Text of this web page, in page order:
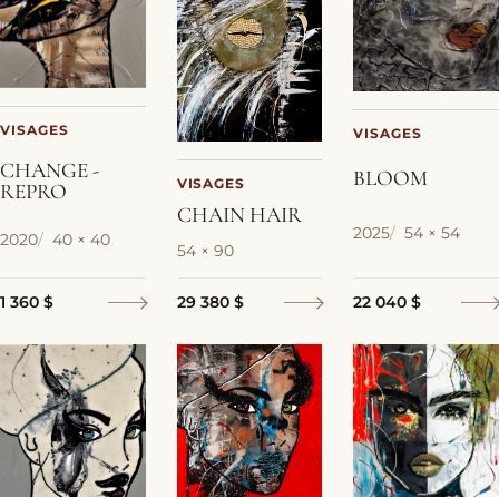
VISAGES
CHANGE -
REPRO
2020 40 × 40
1 360 $
VISAGES
CHAIN HAIR
54 × 90
29 380 $
VISAGES
BLOOM
2025 54 × 54
22 040 $